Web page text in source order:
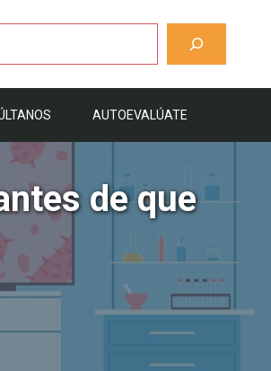
AUTOEVALÚATE
de que